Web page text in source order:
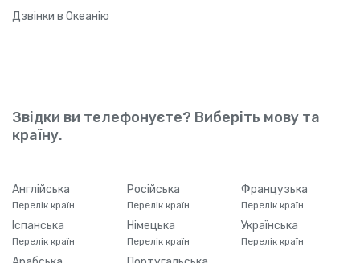
Дзвінки в Океанію
Звідки ви телефонуєте? Виберіть мову та
країну.
Англійська
Перелік країн
Російська
Перелік країн
Французька
Перелік країн
Іспанська
Перелік країн
Німецька
Перелік країн
Українська
Перелік країн